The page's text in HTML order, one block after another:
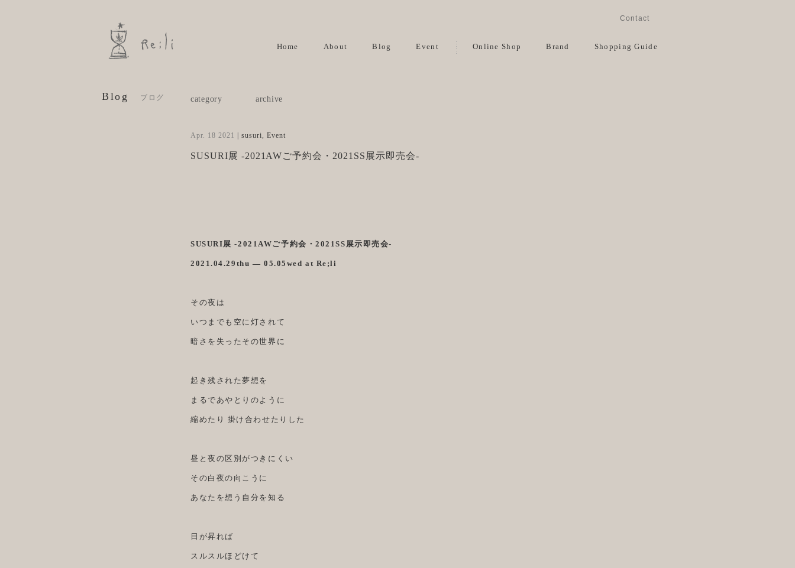
Home About Blog Event Online Shop Brand Shopping Guide
Contact
Blog ブログ
Apr. 18 2021 |susuri, Event
SUSURI展 -2021AWご予約会・2021SS展示即売会-
SUSURI展 -2021AWご予約会・2021SS展示即売会-
2021.04.29thu — 05.05wed at Re;li
その夜は
いつまでも空に灯されて
暗さを失ったその世界に
起き残された夢想を
まるであやとりのように
縮めたり 掛け合わせたりした
昼と夜の区別がつきにくい
その白夜の向こうに
あなたを想う自分を知る
日が昇れば
スルスルほどけて